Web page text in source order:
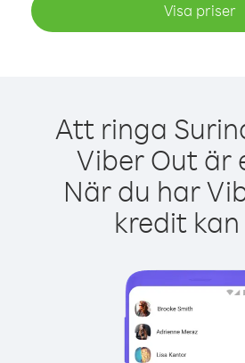
Visa priser
Att ringa
Viber Out är
När du har
kredit kan